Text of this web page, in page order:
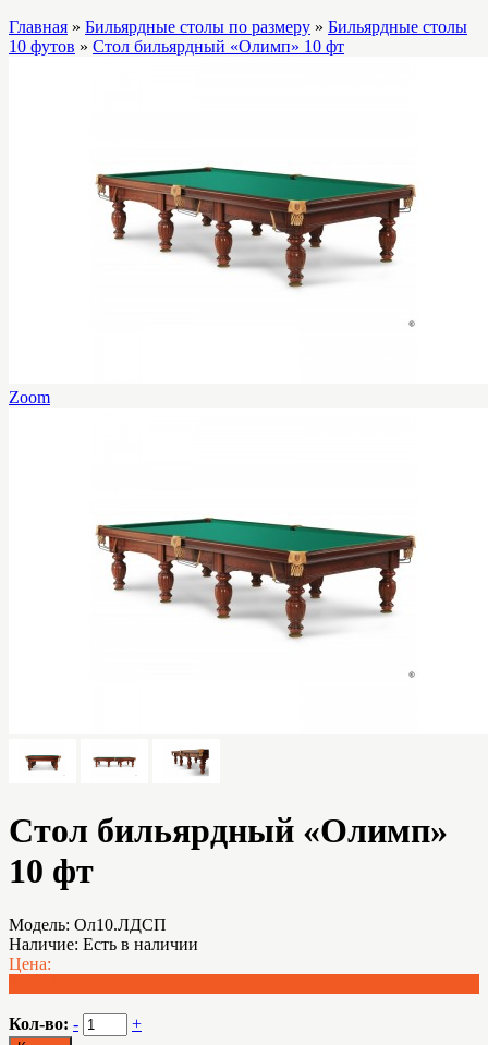
Главная » Бильярдные столы по размеру » Бильярдные столы
10 футов » Стол бильярдный «Олимп» 10 фт
Zoom
Стол бильярдный «Олимп»
10 фт
Модель: Ол10.ЛДСП
Наличие: Есть в наличии
Цена:
Кол-во: - +